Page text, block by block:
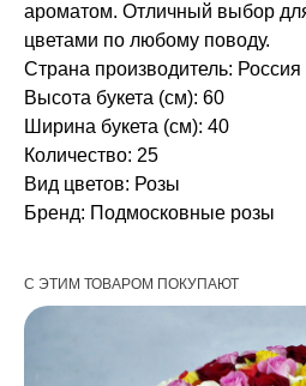
ароматом. Отличный выбор
цветами по любому поводу.
Страна производитель: Россия
Высота букета (см): 60
Ширина букета (см): 40
Количество: 25
Вид цветов: Розы
Бренд: Подмосковные розы
С ЭТИМ ТОВАРОМ ПОКУПАЮТ